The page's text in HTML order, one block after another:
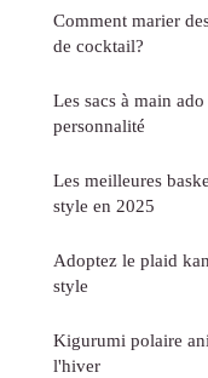
Comment marier
de cocktail?
Les sacs à main
personnalité
Les meilleures
style en 2025
Adoptez le plaid
style
Kigurumi polaire
l'hiver